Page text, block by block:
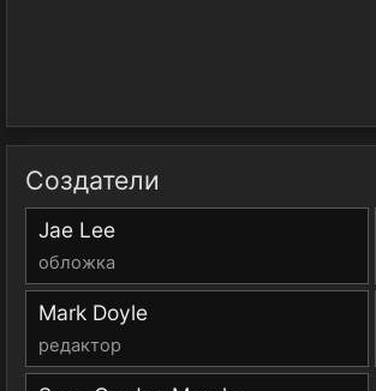
Создатели
Jae Lee
обложка
Mark Doyle
редактор